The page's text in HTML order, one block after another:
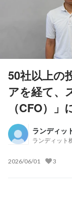
50社以上の
アを経て、
（CFO）
ランディッ
ランディット
2026/06/01 3